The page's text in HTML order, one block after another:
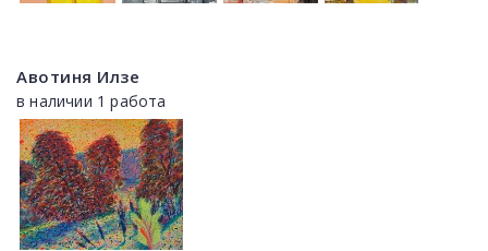
Авотиня Илзе
в наличии 1 работа